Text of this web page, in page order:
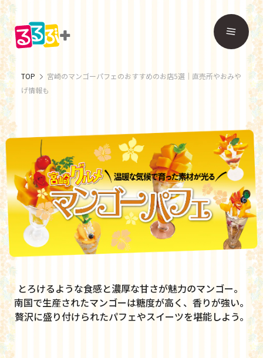
TOP
宮崎のマンゴーパフェのおすすめのお店5選｜直売所やおみや
げ情報も
とろけるような食感と濃厚な甘さが魅力のマンゴー。
南国で生産されたマンゴーは糖度が高く、香りが強い。
贅沢に盛り付けられたパフェやスイーツを堪能しよう。